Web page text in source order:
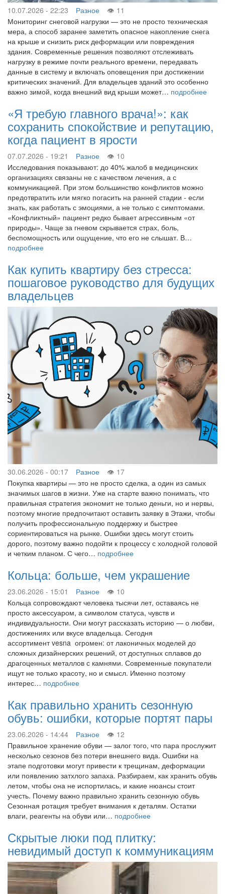
10.07.2026 - 22:23 Разное
11
Мониторинг снеговой нагрузки — это не просто техническая
мера, а способ заранее заметить опасное накопление снега
на крыше и снизить риск деформации или повреждения
здания. Современные решения позволяют отслеживать
нагрузку в режиме почти реального времени, передавать
данные в систему и включать оповещения при достижении
критических значений. Для владельцев зданий это особенно
важно зимой, когда внешний вид крыши может… подробнее
«Я требую главного врача!»: как
сохранить спокойствие и репутацию,
когда пациент в ярости
07.07.2026 - 19:21 Разное
10
Исследования показывают: до 40% жалоб в медицинских
организациях связаны не с качеством лечения, а с
коммуникацией. При этом большинство конфликтов можно
предотвратить или мягко погасить на ранней стадии - если
знать, как работать с эмоциями, а не только с симптомами.
«Конфликтный» пациент редко бывает агрессивным «от
природы». Чаще за гневом скрывается страх, боль,
беспомощность или ощущение, что его не слышат. В…
подробнее
Как купить квартиру без стресса:
пошаговое руководство для будущих
владельцев
30.06.2026 - 00:17 Разное
17
Покупка квартиры — это не просто сделка, а один из самых
значимых шагов в жизни. Уже на старте важно понимать, что
правильная стратегия экономит не только деньги, но и нервы,
поэтому многие предпочитают оставить заявку в Этажи, чтобы
получить профессиональную поддержку и быстрее
сориентироваться на рынке. Ошибки здесь могут стоить
дорого, поэтому важно подойти к процессу с холодной головой
и четким планом. С чего… подробнее
Кольца: больше, чем украшение
23.06.2026 - 15:01 Разное
10
Кольца сопровождают человека тысячи лет, оставаясь не
просто аксессуаром, а символом статуса, чувств и
индивидуальности. Они могут рассказать историю — о любви,
достижениях или вкусе владельца. Сегодня
ассортимент vesna огромен: от лаконичных моделей до
сложных дизайнерских решений, от доступных сплавов до
драгоценных металлов с камнями. Современные покупатели
ищут не только красоту, но и смысл. Именно поэтому
интерес… подробнее
Как правильно хранить сезонную
обувь: ошибки, которые портят пары
23.06.2026 - 14:44 Разное
12
Правильное хранение обуви — залог того, что пара прослужит
несколько сезонов без потери внешнего вида. Ошибки на
этапе подготовки могут привести к трещинам, деформации
или появлению затхлого запаха. Разбираем, как хранить обувь
летом, чтобы она не испортилась, и какие нюансы стоит
учесть. Почему важно правильно хранить сезонную обувь
Сезонная ротация требует внимания к деталям. Остатки
влаги, реагенты на обуви или… подробнее
Скрытые люки под плитку:
невидимый доступ к коммуникациям